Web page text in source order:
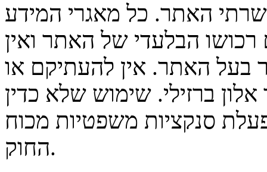
שרתי האתר. כל מאגרי המידע
הבלעדי של האתר ואין
בעל האתר. אין להעתיקם או
ברזילי. שימוש שלא כדין
סנקציות משפטיות מכוח
החוק.